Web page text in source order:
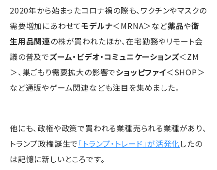
2020年から始まったコロナ禍の際も、ワクチンやマスクの
需要増加にあわせてモデルナ＜MRNA＞など薬品や衛
生用品関連の株が買われたほか、在宅勤務やリモート会
議の普及でズーム・ビデオ・コミュニケーションズ＜ZM
＞、巣ごもり需要拡大の影響でショッピファイ＜SHOP＞
など通販やゲーム関連なども注目を集めました。
他にも、政権や政策で買われる業種売られる業種があり、
トランプ政権誕生で「トランプ・トレード」が活発化したの
は記憶に新しいところです。